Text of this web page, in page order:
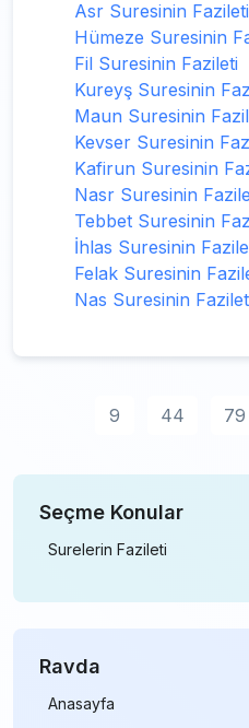
Asr Suresinin Fazileti
Hümeze Suresinin
Fil Suresinin Fazileti
Kureyş Suresinin
Maun Suresinin
Kevser Suresinin
Kafirun Suresinin
Nasr Suresinin
Tebbet Suresinin
İhlas Suresinin
Felak Suresinin
Nas Suresinin
9 44 79
Seçme Konular
Surelerin Fazileti
Ravda
Anasayfa